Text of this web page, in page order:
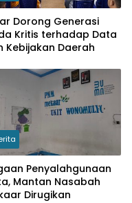
Dorong Generasi
Kritis terhadap Data
Kebijakan Daerah
Penyalahgunaan
Mantan Nasabah
Dirugikan